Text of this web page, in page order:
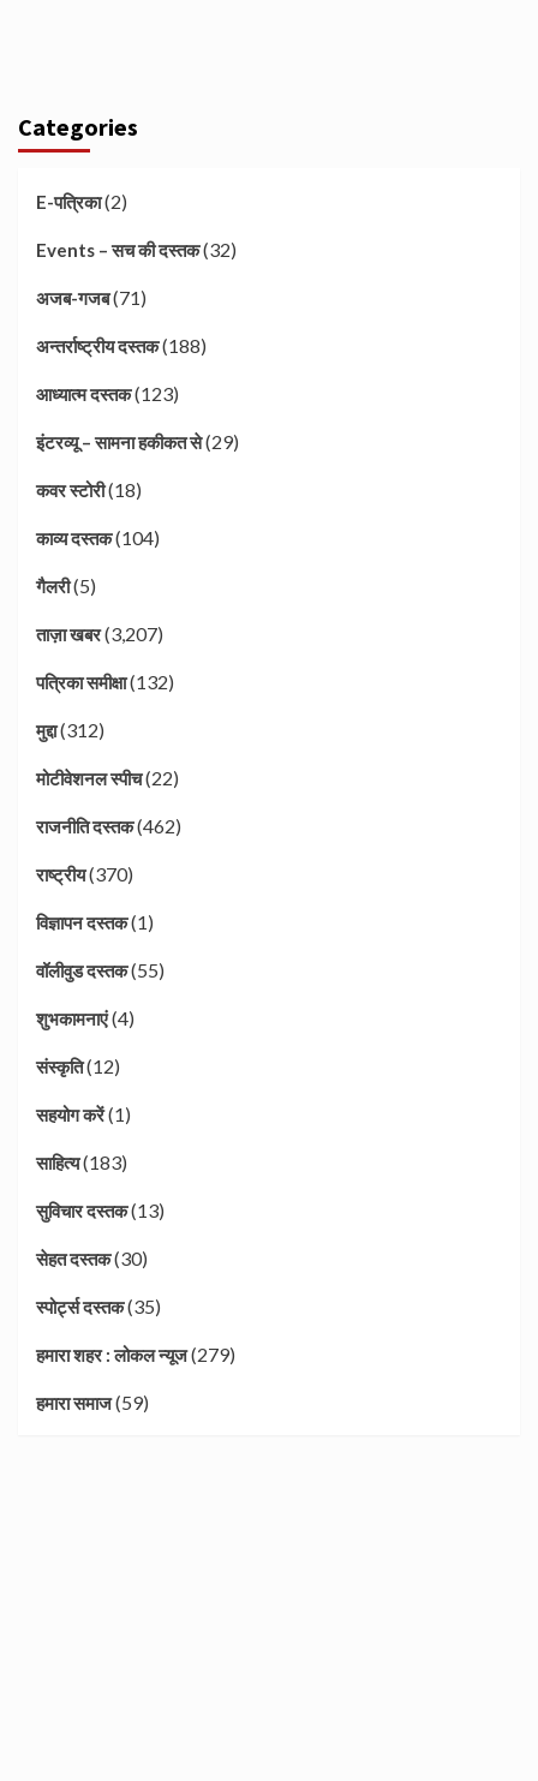
Categories
E-पत्रिका(2)
Events – सच की दस्तक(32)
अजब-गजब(71)
अन्तर्राष्ट्रीय दस्तक(188)
आध्यात्म दस्तक(123)
इंटरव्यू – सामना हकीकत से(29)
कवर स्टोरी(18)
काव्य दस्तक(104)
गैलरी(5)
ताज़ा खबर(3,207)
पत्रिका समीक्षा(132)
मुद्दा(312)
मोटीवेशनल स्पीच(22)
राजनीति दस्तक(462)
राष्ट्रीय(370)
विज्ञापन दस्तक(1)
वॉलीवुड दस्तक(55)
शुभकामनाएं(4)
संस्कृति(12)
सहयोग करें(1)
साहित्य(183)
सुविचार दस्तक(13)
सेहत दस्तक(30)
स्पोर्ट्स दस्तक(35)
हमारा शहर : लोकल न्यूज(279)
हमारा समाज(59)